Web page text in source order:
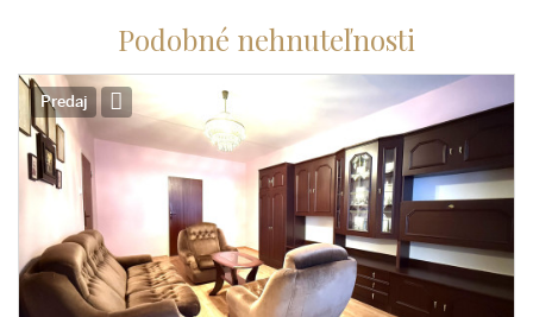
Podobné nehnuteľnosti
Predaj